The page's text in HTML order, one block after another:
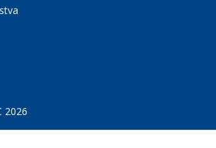
2026